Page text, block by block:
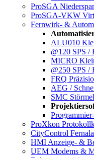
ProSGA
ProSGA-VKW
Fernwirk- &
ALU010
@120 SPS /
MICRO
@250 SPS /
FRQ
AEG /
SMC
ProXkon
CityControl
HMI Anzeige- &
UEM Modems &